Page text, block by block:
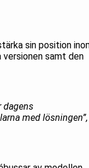
sin position
samt den
dagens
med lösningen”,